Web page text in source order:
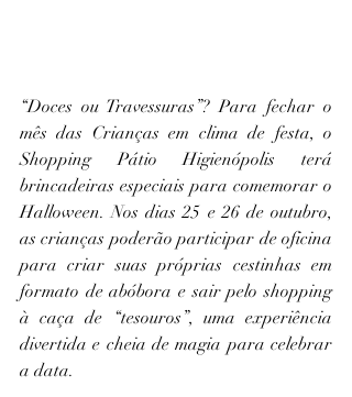
“Doces ou Travessuras”? Para fechar o
mês das Crianças em clima de festa, o
Shopping Pátio Higienópolis terá
brincadeiras especiais para comemorar o
Halloween. Nos dias 25 e 26 de outubro,
as crianças poderão participar de oficina
para criar suas próprias cestinhas em
formato de abóbora e sair pelo shopping
à caça de “tesouros”, uma experiência
divertida e cheia de magia para celebrar
a data.